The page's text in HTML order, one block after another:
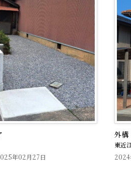
年06月03日
一般
個人
2024